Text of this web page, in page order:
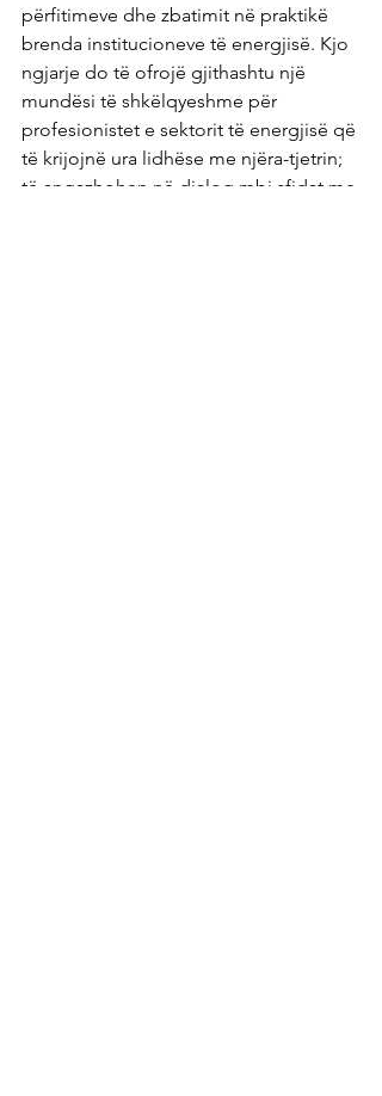
përfitimeve dhe zbatimit në praktikë
brenda institucioneve të energjisë. Kjo
ngjarje do të ofrojë gjithashtu një
mundësi të shkëlqyeshme për
profesionistet e sektorit të energjisë që
të krijojnë ura lidhëse me njëra-tjetrin;
të angazhohen në dialog mbi sfidat me